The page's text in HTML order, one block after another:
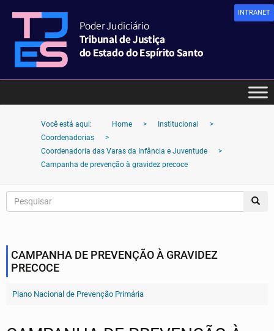
INTRANET
Você está aqui: Home > Institucional
>
Coordenadorias
>
Coordenadoria das Varas da Infância e Juventude
>
Campanha de prevenção à gravidez precoce
CAMPANHA DE PREVENÇÃO À GRAVIDEZ
PRECOCE
Plano Nacional de Prevenção Primária